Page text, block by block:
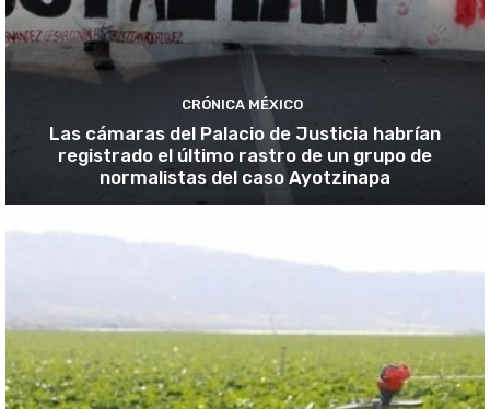
CRÓNICA MÉXICO
Las cámaras del Palacio de Justicia habrían
registrado el último rastro de un grupo de
normalistas del caso Ayotzinapa